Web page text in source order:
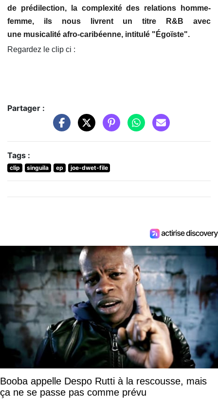
de prédilection, la complexité des relations homme-
femme, ils nous livrent un titre R&B avec
une musicalité afro-caribéenne, intitulé "Égoïste".
Regardez le clip ci :
Partager :
Tags :
clip singuila ep joe-dwet-file
Booba appelle Despo Rutti à la rescousse, mais
ça ne se passe pas comme prévu